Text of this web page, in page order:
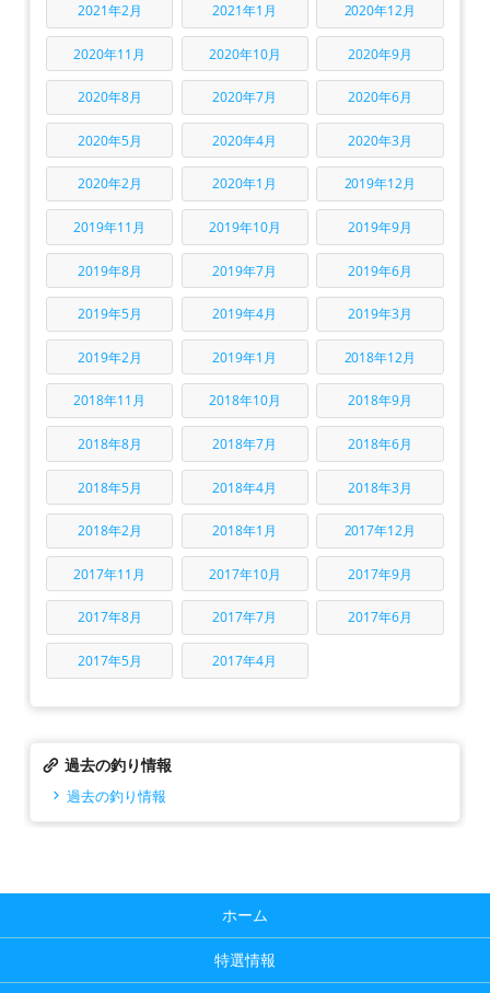
2021年2月 2021年1月 2020年12月
2020年11月 2020年10月 2020年9月
2020年8月 2020年7月 2020年6月
2020年5月 2020年4月 2020年3月
2020年2月 2020年1月 2019年12月
2019年11月 2019年10月 2019年9月
2019年8月 2019年7月 2019年6月
2019年5月 2019年4月 2019年3月
2019年2月 2019年1月 2018年12月
2018年11月 2018年10月 2018年9月
2018年8月 2018年7月 2018年6月
2018年5月 2018年4月 2018年3月
2018年2月 2018年1月 2017年12月
2017年11月 2017年10月 2017年9月
2017年8月 2017年7月 2017年6月
2017年5月 2017年4月
過去の釣り情報
過去の釣り情報
ホーム
特選情報